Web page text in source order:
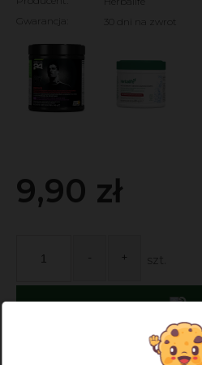
Gwarancja:
30 dni na zwrot
9,90 zł
- +